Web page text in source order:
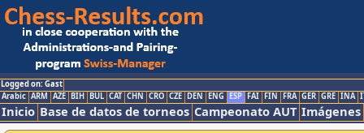
Logged on: Gast
Arabic ARM AZE BIH BUL CAT CHN CRO CZE DEN ENG ESP FAI FIN FRA GER GRE INA
Inicio Base de datos de torneos Campeonato AUT Imágenes